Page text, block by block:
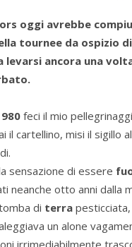
oggi avrebbe
tournee da ospizio
levarsi ancora una
feci il mio
il cartellino, misi il sigillo al
sensazione di essere
neanche otto anni dalla
di terra
un alone
irrimediabilmente